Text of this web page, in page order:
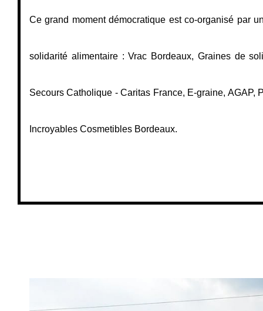
Ce grand moment démocratique est co-organisé par
solidarité alimentaire : Vrac Bordeaux, Graines de
Secours Catholique - Caritas France, E-graine, AGAP,
Incroyables Cosmetibles Bordeaux.